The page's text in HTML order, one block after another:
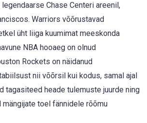
legendaarse Chase Centeri areenil,
Warriors võõrustavad
üht liiga kuumimat meeskonda
NBA hooaeg on olnud
Rockets on näidanud
nii võõrsil kui kodus, samal ajal
tagasiteed heade tulemuste juurde ning
toel fännidele rõõmu